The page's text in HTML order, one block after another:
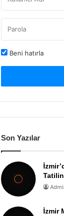
Beni hatırla
Son Yazılar
İzmir